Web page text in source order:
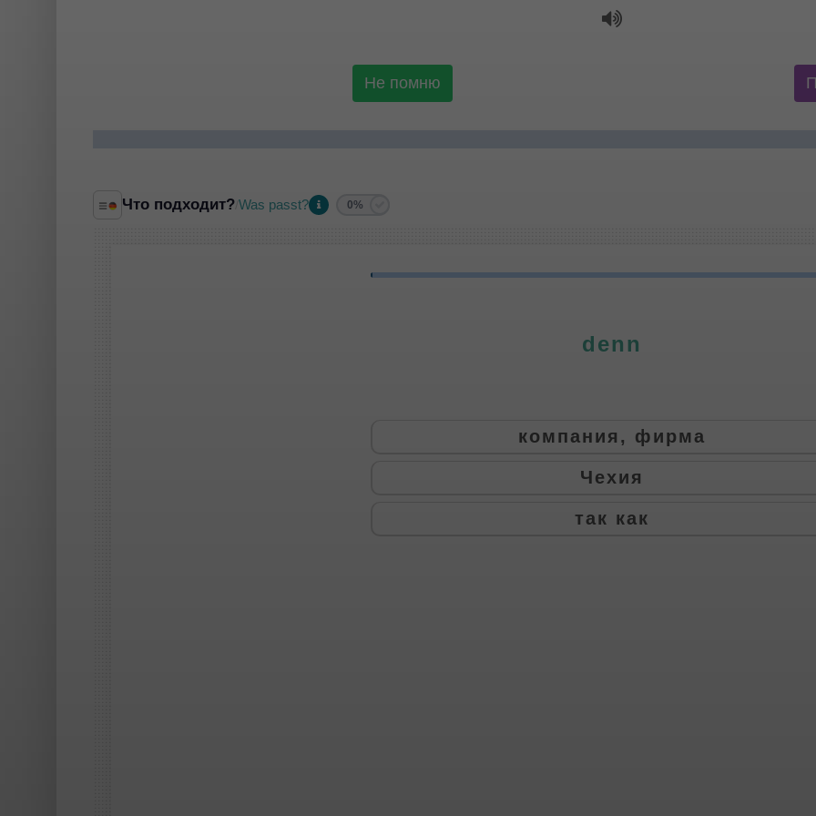
Не помню
Что подходит? Was passt? 0%
denn
компания, фирма
Чехия
так как